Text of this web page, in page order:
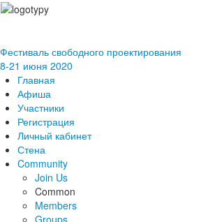
Фестиваль свободного проектирования
8-21 июня 2020
Главная
Афиша
Участники
Регистрация
Личный кабинет
Стена
Community
Join Us
Common
Members
Groups